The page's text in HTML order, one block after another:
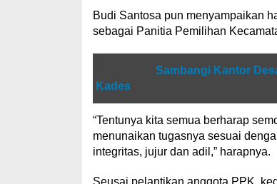
Budi Santosa pun menyampaikan
sebagai Panitia Pemilihan
Sambangi Kantor
Kades
“Tentunya kita semua berharap
menunaikan tugasnya sesuai
integritas, jujur dan adil,” harapnya.
Seusai pelantikan anggota PPK,